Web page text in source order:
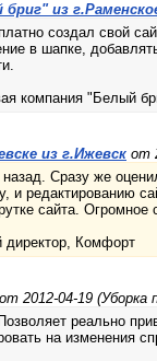
из
создал свой
в шапке,
компания "Белый
из г.Ижевск от
Сразу же
и редактированию
сайта.
директор, Комфорт
от 2012-04-19 (Уборка
реально
на изменения